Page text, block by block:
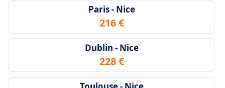
Paris - Nice
216 €
Dublin - Nice
228 €